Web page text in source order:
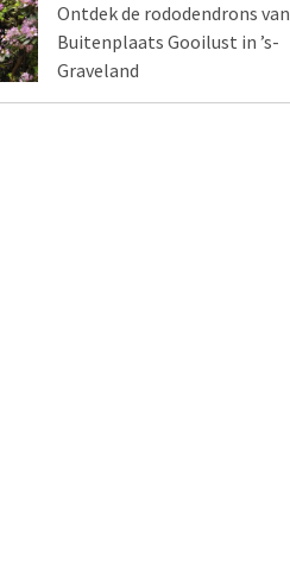
Ontdek de rododendrons van
Buitenplaats Gooilust in ’s-
Graveland